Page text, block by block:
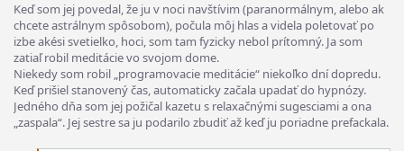
Keď som jej povedal, že ju v noci navštívim (paranormálnym, alebo ak
chcete astrálnym spôsobom), počula môj hlas a videla poletovať po
izbe akési svetielko, hoci, som tam fyzicky nebol prítomný. Ja som
zatiaľ robil meditácie vo svojom dome.
Niekedy som robil „programovacie meditácie“ niekoľko dní dopredu.
Keď prišiel stanovený čas, automaticky začala upadať do hypnózy.
Jedného dňa som jej požičal kazetu s relaxačnými sugesciami a ona
„zaspala“. Jej sestre sa ju podarilo zbudiť až keď ju poriadne prefackala.